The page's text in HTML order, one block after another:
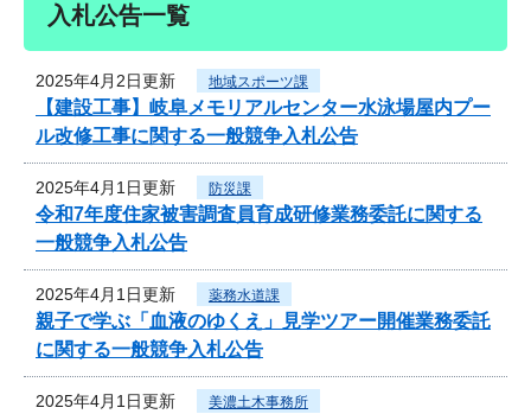
入札公告一覧
2025年4月2日更新 地域スポーツ課
【建設工事】岐阜メモリアルセンター水泳場屋内プー
ル改修工事に関する一般競争入札公告
2025年4月1日更新 防災課
令和7年度住家被害調査員育成研修業務委託に関する
一般競争入札公告
2025年4月1日更新 薬務水道課
親子で学ぶ「血液のゆくえ」見学ツアー開催業務委託
に関する一般競争入札公告
2025年4月1日更新 美濃土木事務所